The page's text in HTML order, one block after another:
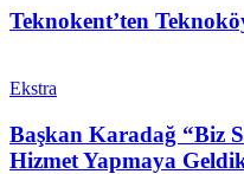
Teknokent’ten
Ekstra
Başkan Karadağ “Biz
Hizmet Yapmaya